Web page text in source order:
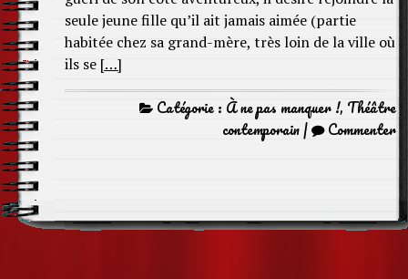
seule jeune fille qu’il ait jamais aimée (partie
habitée chez sa grand-mère, très loin de la ville où
ils se […]
Catégorie : À ne pas manquer !, Théâtre
contemporain| Commenter